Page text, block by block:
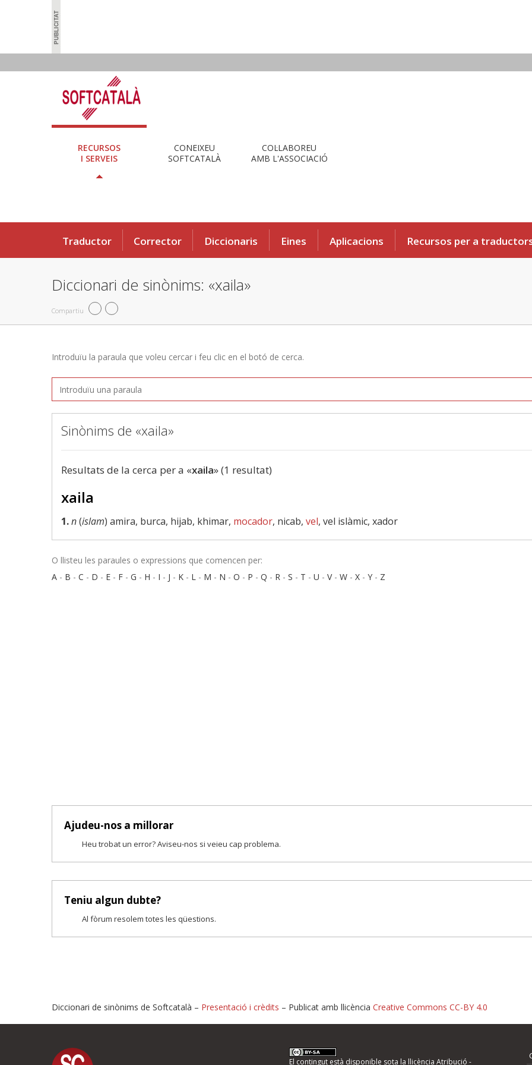
RECURSOS
I SERVEIS
CONEIXEU
SOFTCATALÀ
COL·LABOREU
AMB L'ASSOCIACIÓ
Traductor Corrector Diccionaris Eines Aplicacions Recursos per a
Diccionari de sinònims: «xaila»
Compartiu
Introduïu la paraula que voleu cercar i feu clic en el botó de cerca.
Sinònims de «xaila»
Resultats de la cerca per a «xaila» (1 resultat)
xaila
1.n(islam) amira, burca, hijab, khimar, mocador, nicab, vel, vel islàmic, xador
O llisteu les paraules o expressions que comencen per:
A - B - C - D - E - F - G - H - I - J - K - L - M - N - O - P - Q - R - S - T - U - V- W - X - Y - Z
Ajudeu-nos a millorar
Heu trobat un error? Aviseu-nos si veieu cap problema.
Teniu algun dubte?
Al fòrum resolem totes les qüestions.
Proposeu-nos millores o informeu d'errors
Diccionari de sinònims de Softcatalà – Presentació i crèdits – Publicat amb llicència Creative Commons CC-BY 4.0
El contingut està disponible sota la llicència Atribució -